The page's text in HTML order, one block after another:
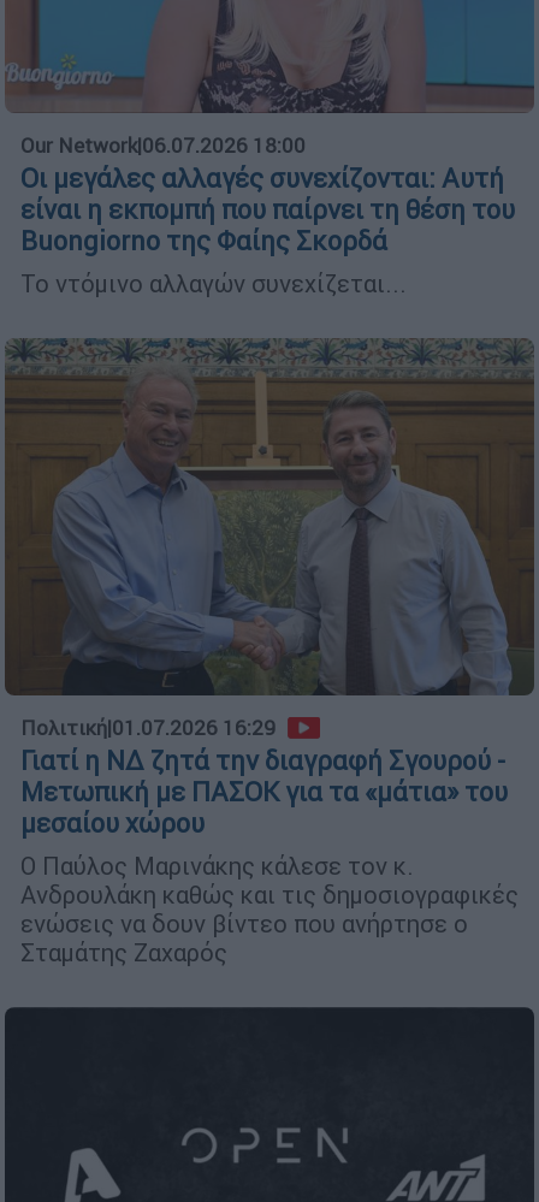
Our Network|06.07.2026 18:00
Οι μεγάλες αλλαγές συνεχίζονται: Αυτή
είναι η εκπομπή που παίρνει τη θέση του
Buongiorno της Φαίης Σκορδά
Το ντόμινο αλλαγών συνεχίζεται...
Πολιτική|01.07.2026 16:29
Γιατί η ΝΔ ζητά την διαγραφή Σγουρού -
Μετωπική με ΠΑΣΟΚ για τα «μάτια» του
μεσαίου χώρου
Ο Παύλος Μαρινάκης κάλεσε τον κ.
Ανδρουλάκη καθώς και τις δημοσιογραφικές
ενώσεις να δουν βίντεο που ανήρτησε ο
Σταμάτης Ζαχαρός